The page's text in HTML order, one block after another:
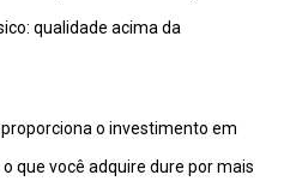
qualidade acima da
o investimento em
que você adquire dure por mais